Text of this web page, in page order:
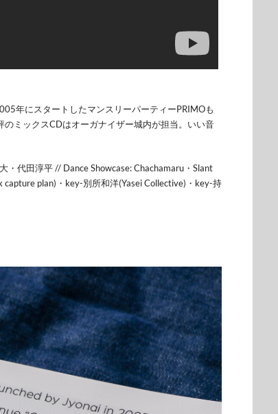
年にスタートしたマンスリーパーティーPRIMOも
のミックスCDはオーガナイザー城内が担当 。いい音
・代田淳平 // Dance Showcase: Chachamaru・Slant
capture plan)・key-別所和洋(Yasei Collective)・key-持